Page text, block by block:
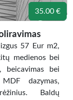
35.00 €
57 Eur m2,
medienos bei
beicavimas bei
dazymas,
Baldų